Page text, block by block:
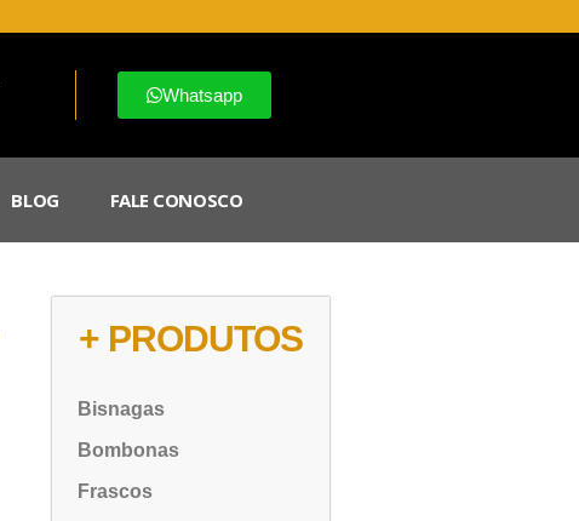
Whatsapp
BLOG FALE CONOSCO
+ PRODUTOS
Bisnagas
Bombonas
Frascos